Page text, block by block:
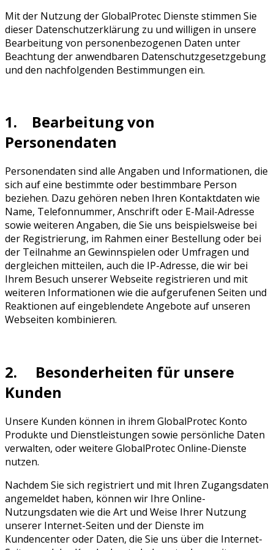
Mit der Nutzung der GlobalProtec Dienste stimmen Sie
dieser Datenschutzerklärung zu und willigen in unsere
Bearbeitung von personenbezogenen Daten unter
Beachtung der anwendbaren Datenschutzgesetzgebung
und den nachfolgenden Bestimmungen ein.
1. Bearbeitung von
Personendaten
Personendaten sind alle Angaben und Informationen, die
sich auf eine bestimmte oder bestimmbare Person
beziehen. Dazu gehören neben Ihren Kontaktdaten wie
Name, Telefonnummer, Anschrift oder E-Mail-Adresse
sowie weiteren Angaben, die Sie uns beispielsweise bei
der Registrierung, im Rahmen einer Bestellung oder bei
der Teilnahme an Gewinnspielen oder Umfragen und
dergleichen mitteilen, auch die IP-Adresse, die wir bei
Ihrem Besuch unserer Webseite registrieren und mit
weiteren Informationen wie die aufgerufenen Seiten und
Reaktionen auf eingeblendete Angebote auf unseren
Webseiten kombinieren.
2. Besonderheiten für unsere
Kunden
Unsere Kunden können in ihrem GlobalProtec Konto
Produkte und Dienstleistungen sowie persönliche Daten
verwalten, oder weitere GlobalProtec Online-Dienste
nutzen.
Nachdem Sie sich registriert und mit Ihren Zugangsdaten
angemeldet haben, können wir Ihre Online-
Nutzungsdaten wie die Art und Weise Ihrer Nutzung
unserer Internet-Seiten und der Dienste im
Kundencenter oder Daten, die Sie uns über die Internet-